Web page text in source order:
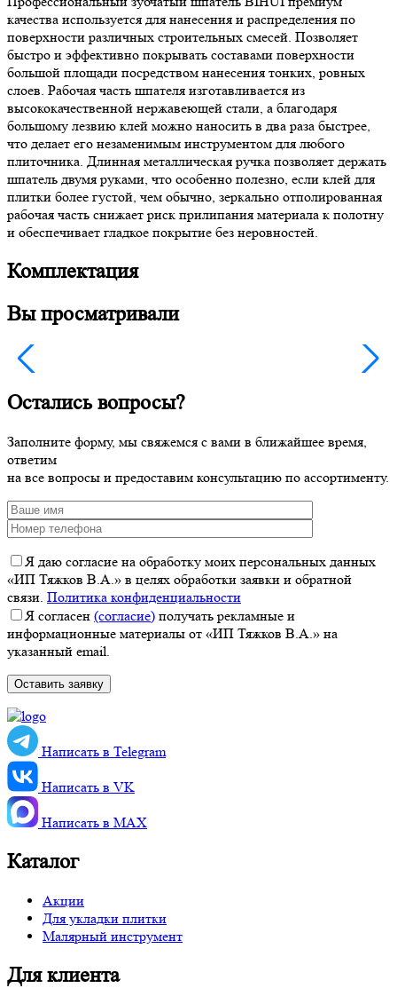
качества используется для нанесения и распределения по
поверхности различных строительных смесей. Позволяет
быстро и эффективно покрывать составами поверхности
большой площади посредством нанесения тонких, ровных
слоев. Рабочая часть шпателя изготавливается из
высококачественной нержавеющей стали, а благодаря
большому лезвию клей можно наносить в два раза быстрее,
что делает его незаменимым инструментом для любого
плиточника. Длинная металлическая ручка позволяет держать
шпатель двумя руками, что особенно полезно, если клей для
плитки более густой, чем обычно, зеркально отполированная
рабочая часть снижает риск прилипания материала к полотну
и обеспечивает гладкое покрытие без неровностей.
Комплектация
Вы просматривали
Остались вопросы?
Заполните форму, мы свяжемся с вами в ближайшее время,
ответим
на все вопросы и предоставим консультацию по ассортименту.
Я даю согласие на обработку моих персональных данных
«ИП Тяжков В.А.» в целях обработки заявки и обратной
связи. Политика конфиденциальности
Я согласен (согласие) получать рекламные и
информационные материалы от «ИП Тяжков В.А.» на
указанный email.
Написать в Telegram
Написать в VK
Написать в MАХ
Каталог
Акции
Для укладки плитки
Малярный инструмент
Для клиента